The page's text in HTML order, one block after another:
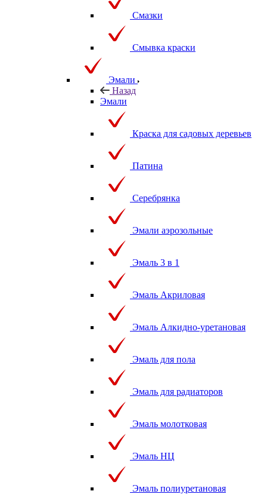
Смазки
Смывка краски
Эмали
Назад
Эмали
Краска для садовых деревьев
Патина
Серебрянка
Эмали аэрозольные
Эмаль 3 в 1
Эмаль Акриловая
Эмаль Алкидно-уретановая
Эмаль для пола
Эмаль для радиаторов
Эмаль молотковая
Эмаль НЦ
Эмаль полиуретановая